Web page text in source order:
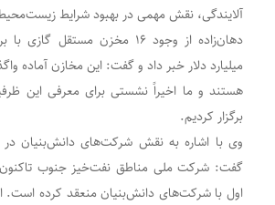
آلایندگی، نقش مهمی در بهبود شرایط
میلیارد دلار خبر داد و گفت: این مخازن آماده
هستند و ما اخیراً نشستی برای معرفی این
برگزار کردیم.
وی با اشاره به نقش شرکت‌های دانش‌بنیان
اول با شرکت‌های دانش‌بنیان منعقد کرده است.